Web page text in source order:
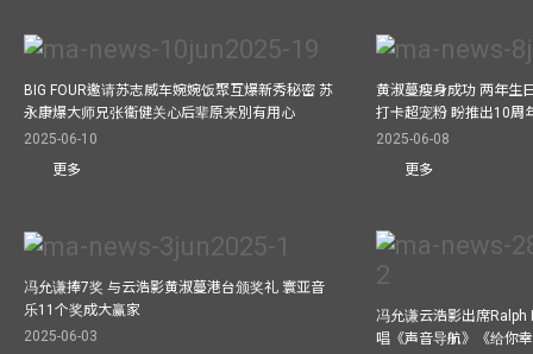
BIG FOUR邀请苏志威车婉婉饭聚互爆新秀秘密 苏
永康爆大师兄张衞健关心后辈原来別有用心
2025-06-10
更多
黄淑蔓瘦身成功 两年生
打卡超宠粉 盼推出10周
2025-06-08
更多
冯允谦捧7奖 与云浩影黄淑蔓港台颁奖礼 寰亚音
乐11个奖成大赢家
2025-06-03
冯允谦云浩影出席
唱《声音导航》《给你